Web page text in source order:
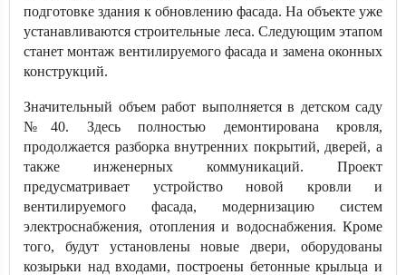
подготовке здания к обновлению фасада. На объекте уже
устанавливаются строительные леса. Следующим этапом
станет монтаж вентилируемого фасада и замена оконных
конструкций.
Значительный объем работ выполняется в детском саду
№40. Здесь полностью демонтирована кровля,
продолжается разборка внутренних покрытий, дверей, а
также инженерных коммуникаций. Проект
предусматривает устройство новой кровли и
вентилируемого фасада, модернизацию систем
электроснабжения, отопления и водоснабжения. Кроме
того, будут установлены новые двери, оборудованы
козырьки над входами, построены бетонные крыльца и